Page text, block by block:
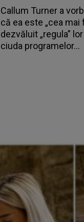
Callum Turner a
că ea este „cea
dezvăluit „regula”
ciuda programelor...